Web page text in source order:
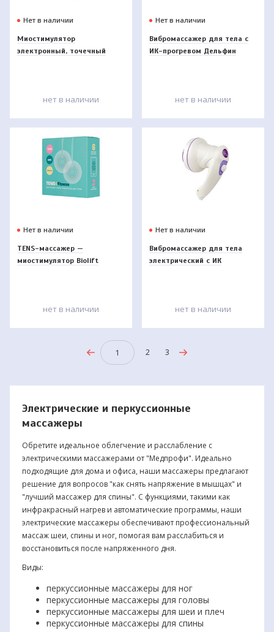
Нет в наличии
Миостимулятор
электронный, точечный
нет в наличии
Нет в наличии
Вибромассажер для тела с
ИК-прогревом Дельфин
нет в наличии
Нет в наличии
TENS-массажер —
миостимулятор Biolift
нет в наличии
Нет в наличии
Вибромассажер для тела
электрический с ИК
нет в наличии
1 2 3
Электрические и перкуссионные
массажеры
Обретите идеальное облегчение и расслабление с
электрическими массажерами от "Медпрофи". Идеально
подходящие для дома и офиса, наши массажеры предлагают
решение для вопросов "как снять напряжение в мышцах" и
"лучший массажер для спины". С функциями, такими как
инфракрасный нагрев и автоматические программы, наши
электрические массажеры обеспечивают профессиональный
массаж шеи, спины и ног, помогая вам расслабиться и
восстановиться после напряженного дня.
Виды:
перкуссионные массажеры для ног
перкуссионные массажеры для головы
перкуссионные массажеры для шеи и плеч
перкуссионные массажеры для спины